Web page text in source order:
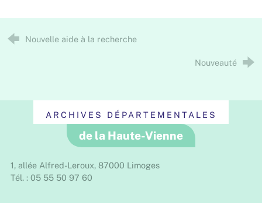
Nouvelle aide à la recherche
Nouveauté
ARCHIVES DÉPARTEMENTALES
de la Haute-Vienne
1, allée Alfred-Leroux, 87000 Limoges
Tél. : 05 55 50 97 60